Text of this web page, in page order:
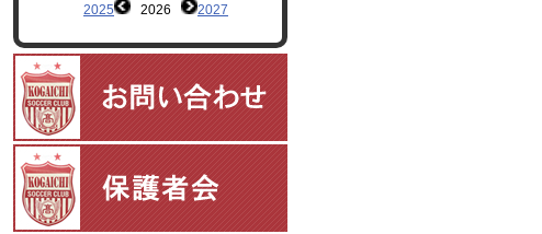
2025
2026 2027